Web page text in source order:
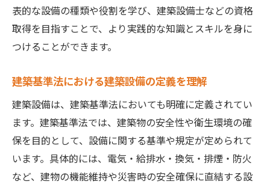
実務に強い建築設備士を目指す学び方のコツ
建築設備士に必要な実務力とは何かを解説
建築設備の基礎知識を実務で活かす方法
建築設備点検を経験し実践力を高めるコツ
建築設備技術者協会で得るネットワーク活
用術
建築設備がもたらす安全性と社会的意義を再考
建築設備の安全性が暮らしを守る理由
表的な設備の種類や役割を学び、建築設備士などの資格
取得を目指すことで、より実践的な知識とスキルを身に
つけることができます。
建築基準法における建築設備の定義を理解
建築設備は、建築基準法においても明確に定義されてい
ます。建築基準法では、建築物の安全性や衛生環境の確
保を目的として、設備に関する基準や規定が定められて
います。具体的には、電気・給排水・換気・排煙・防火
など、建物の機能維持や災害時の安全確保に直結する設